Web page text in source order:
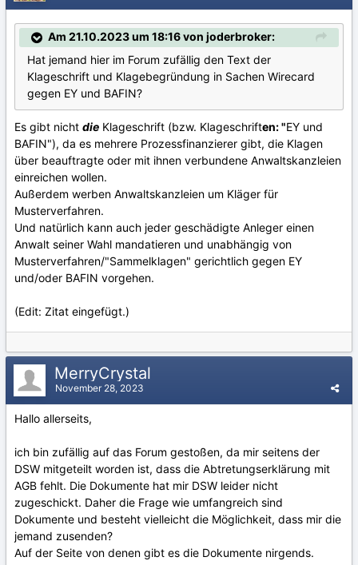
Am 21.10.2023 um 18:16 von joderbroker:
Hat jemand hier im Forum zufällig den Text der
Klageschrift und Klagebegründung in Sachen Wirecard
gegen EY und BAFIN?
Es gibt nicht die Klageschrift (bzw. Klageschriften: "EY und
BAFIN"), da es mehrere Prozessfinanzierer gibt, die Klagen
über beauftragte oder mit ihnen verbundene Anwaltskanzleien
einreichen wollen.
Außerdem werben Anwaltskanzleien um Kläger für
Musterverfahren.
Und natürlich kann auch jeder geschädigte Anleger einen
Anwalt seiner Wahl mandatieren und unabhängig von
Musterverfahren/"Sammelklagen" gerichtlich gegen EY
und/oder BAFIN vorgehen.
(Edit: Zitat eingefügt.)
MerryCrystal
November 28, 2023
Hallo allerseits,
ich bin zufällig auf das Forum gestoßen, da mir seitens der
DSW mitgeteilt worden ist, dass die Abtretungserklärung mit
AGB fehlt. Die Dokumente hat mir DSW leider nicht
zugeschickt. Daher die Frage wie umfangreich sind
Dokumente und besteht vielleicht die Möglichkeit, dass mir die
jemand zusenden?
Auf der Seite von denen gibt es die Dokumente nirgends.